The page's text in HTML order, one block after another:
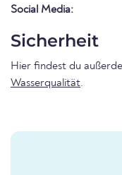
Social Media:
Sicherheit
Hier findest du
Wasserqualität.